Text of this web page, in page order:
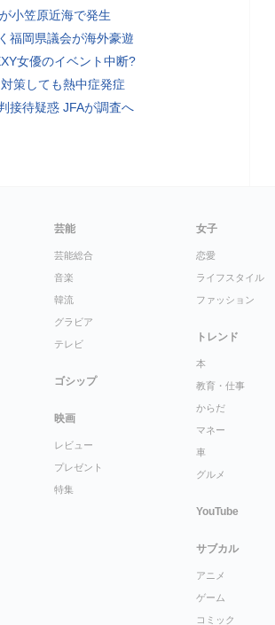
小笠原近海で発生
福岡県議会が海外豪遊
女優のイベント中断?
策しても熱中症発症
接待疑惑 JFAが調査へ
芸能
芸能総合
音楽
韓流
グラビア
テレビ
ゴシップ
映画
レビュー
プレゼント
特集
女子
恋愛
ライフスタイル
ファッション
トレンド
本
教育・仕事
からだ
マネー
車
グルメ
YouTube
サブカル
アニメ
ゲーム
コミック